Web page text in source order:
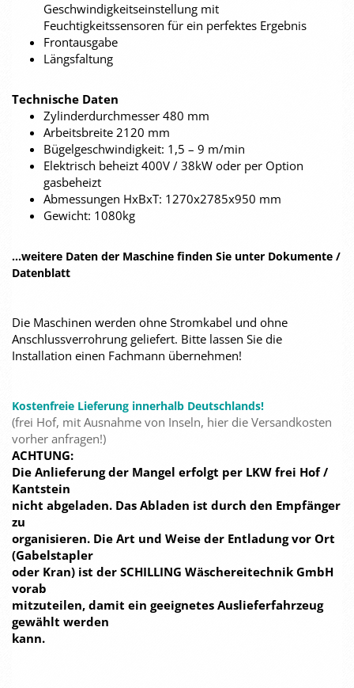
Geschwindigkeitseinstellung mit
Feuchtigkeitssensoren für ein perfektes Ergebnis
Frontausgabe
Längsfaltung
Technische Daten
Zylinderdurchmesser 480 mm
Arbeitsbreite 2120 mm
Bügelgeschwindigkeit: 1,5 – 9 m/min
Elektrisch beheizt 400V / 38kW oder per Option
gasbeheizt
Abmessungen HxBxT: 1270x2785x950 mm
Gewicht: 1080kg
...weitere Daten der Maschine finden Sie unter Dokumente /
Datenblatt
Die Maschinen werden ohne Stromkabel und ohne
Anschlussverrohrung geliefert. Bitte lassen Sie die
Installation einen Fachmann übernehmen!
Kostenfreie Lieferung innerhalb Deutschlands!
(frei Hof, mit Ausnahme von Inseln, hier die Versandkosten
vorher anfragen!)
ACHTUNG:
Die Anlieferung der Mangel erfolgt per LKW frei Hof /
Kantstein
nicht abgeladen. Das Abladen ist durch den Empfänger
zu
organisieren. Die Art und Weise der Entladung vor Ort
(Gabelstapler
oder Kran) ist der SCHILLING Wäschereitechnik GmbH
vorab
mitzuteilen, damit ein geeignetes Auslieferfahrzeug
gewählt werden
kann.